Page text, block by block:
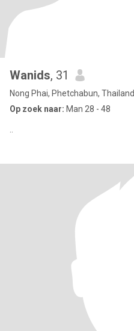
Wanids, 31
Nong Phai, Phetchabun, Thailand
Op zoek naar: Man 28 - 48